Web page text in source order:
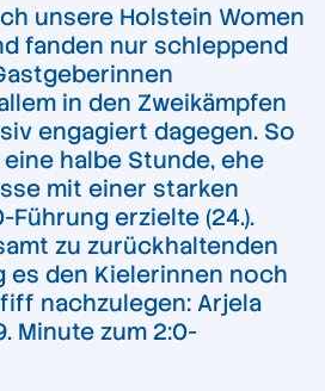
unsere Holstein Women
fanden nur schleppend
in den Zweikämpfen
engagiert dagegen. So
halbe Stunde, ehe
mit einer starken
erzielte (24.).
zu zurückhaltenden
es den Kielerinnen noch
nachzulegen: Arjela
Minute zum 2:0-